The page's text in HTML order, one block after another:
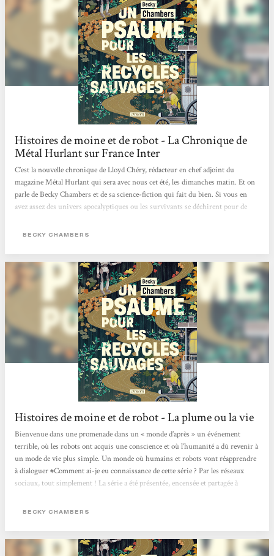
Histoires de moine et de robot - La Chronique de
Métal Hurlant sur France Inter
C’est la nouvelle chronique de Lloyd Chéry, rédacteur en chef adjoint du
magazine Métal Hurlant qui sera avec nous cet été, les dimanches matin. Et on
parle de Becky Chambers et de sa science-fiction qui fait du bien. Si vous en
avez assez des univers apocalyptiques ou les survivants se déchirent pour de
personnages broyés par des états totalitaires vous dépriment. Si l’actualité vous
fiction des années 70, eh bien, réjouissez-vous,...
BECKY CHAMBERS
Histoires de moine et de robot - La plume ou la vie
Bienvenue dans une promenade dans un « monde d’après » un événement
terrible, où les robots ont acquis une conscience et où l’humanité a dû revenir à
un mode de vie plus simple. Un monde où humains et robots vont réapprendre
à dialoguer #Comment ai-je eu connaissance de cette série ? Par les réseaux
sociaux, tout simplement ! La série a été présentée, encensée et partagée à
m’ont vite parlé. #Philosophie...
BECKY CHAMBERS